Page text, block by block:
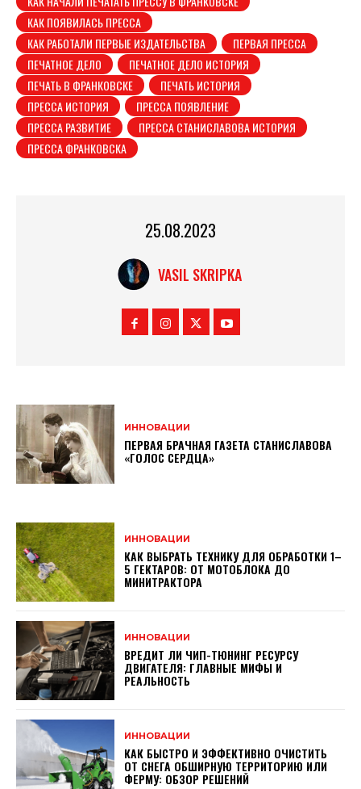
КАК ПОЯВИЛАСЬ ПРЕССА
КАК РАБОТАЛИ ПЕРВЫЕ ИЗДАТЕЛЬСТВА
ПЕРВАЯ ПРЕССА
ПЕЧАТНОЕ ДЕЛО
ПЕЧАТНОЕ ДЕЛО ИСТОРИЯ
ПЕЧАТЬ В ФРАНКОВСКЕ
ПЕЧАТЬ ИСТОРИЯ
ПРЕССА ИСТОРИЯ
ПРЕССА ПОЯВЛЕНИЕ
ПРЕССА РАЗВИТИЕ
ПРЕССА СТАНИСЛАВОВА ИСТОРИЯ
ПРЕССА ФРАНКОВСКА
25.08.2023
VASIL SKRIPKA
ИННОВАЦИИ
ПЕРВАЯ БРАЧНАЯ ГАЗЕТА СТАНИСЛАВОВА
«ГОЛОС СЕРДЦА»
ИННОВАЦИИ
КАК ВЫБРАТЬ ТЕХНИКУ ДЛЯ ОБРАБОТКИ 1–
5 ГЕКТАРОВ: ОТ МОТОБЛОКА ДО
МИНИТРАКТОРА
ИННОВАЦИИ
ВРЕДИТ ЛИ ЧИП-ТЮНИНГ РЕСУРСУ
ДВИГАТЕЛЯ: ГЛАВНЫЕ МИФЫ И
РЕАЛЬНОСТЬ
ИННОВАЦИИ
КАК БЫСТРО И ЭФФЕКТИВНО ОЧИСТИТЬ
ОТ СНЕГА ОБШИРНУЮ ТЕРРИТОРИЮ ИЛИ
ФЕРМУ: ОБЗОР РЕШЕНИЙ